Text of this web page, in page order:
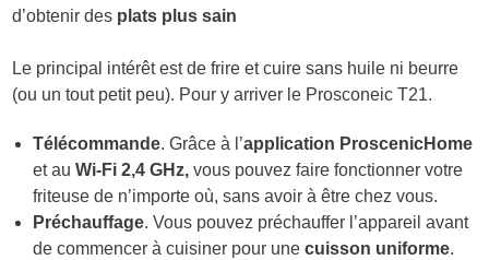
d’obtenir des plats plus sain
Le principal intérêt est de frire et cuire sans huile ni beurre
(ou un tout petit peu). Pour y arriver le Prosconeic T21.
Télécommande. Grâce à l’application ProscenicHome
et au Wi-Fi 2,4 GHz, vous pouvez faire fonctionner votre
friteuse de n’importe où, sans avoir à être chez vous.
Préchauffage. Vous pouvez préchauffer l’appareil avant
de commencer à cuisiner pour unecuisson uniforme.